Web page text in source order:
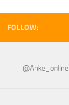
FOLLOW: